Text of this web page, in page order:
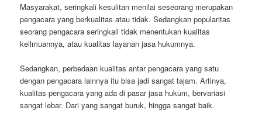
Masyarakat, seringkali kesulitan menilai seseorang merupakan
pengacara yang berkualitas atau tidak. Sedangkan popularitas
seorang pengacara seringkali tidak menentukan kualitas
keilmuannya, atau kualitas layanan jasa hukumnya.
Sedangkan, perbedaan kualitas antar pengacara yang satu
dengan pengacara lainnya itu bisa jadi sangat tajam. Artinya,
kualitas pengacara yang ada di pasar jasa hukum, bervariasi
sangat lebar. Dari yang sangat buruk, hingga sangat baik.